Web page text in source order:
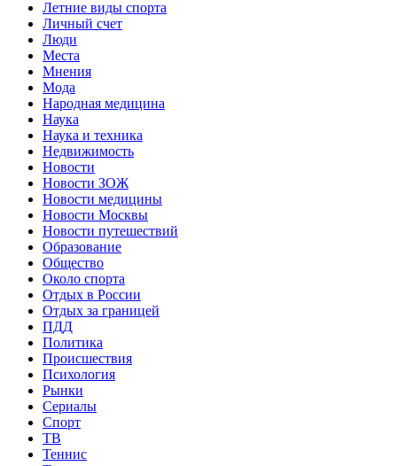
Летние виды спорта
Личный счет
Люди
Места
Мнения
Мода
Народная медицина
Наука
Наука и техника
Недвижимость
Новости
Новости ЗОЖ
Новости медицины
Новости Москвы
Новости путешествий
Образование
Общество
Около спорта
Отдых в России
Отдых за границей
ПДД
Политика
Происшествия
Психология
Рынки
Сериалы
Спорт
ТВ
Теннис